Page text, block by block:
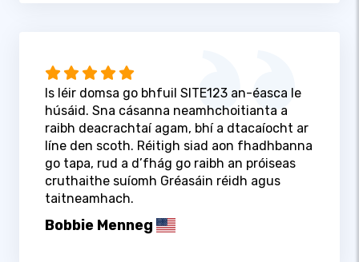
Is léir domsa go bhfuil SITE123 an-éasca le
húsáid. Sna cásanna neamhchoitianta a
raibh deacrachtaí agam, bhí a dtacaíocht ar
líne den scoth. Réitigh siad aon fhadhbanna
go tapa, rud a d’fhág go raibh an próiseas
cruthaithe suíomh Gréasáin réidh agus
taitneamhach.
Bobbie Menneg